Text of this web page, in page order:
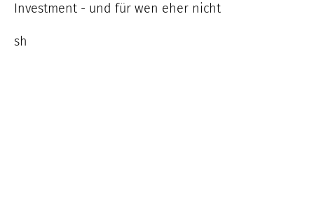
Investment - und für wen eher nicht
sh